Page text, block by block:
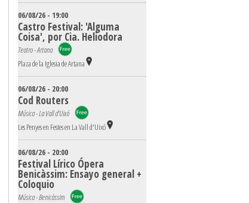
06/08/26 - 19:00
Castro Festival: 'Alguma
Coisa', por Cia. Heliodora
Teatro - Artana
Plaza de la Iglesia de Artana
06/08/26 - 20:00
Cod Routers
Música - La Vall d'Uixó
Les Penyes en Festes en La Vall d'Uixó
06/08/26 - 20:00
Festival Lírico Ópera
Benicàssim: Ensayo general +
Coloquio
Música - Benicàssim